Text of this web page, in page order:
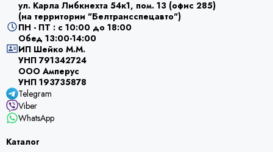
ул. Карла Либкнехта 54к1, пом. 13 (офис 285)
(на территории "Белтрансспецавто")
ПН - ПТ : с 10:00 до 18:00
Обед 13:00-14:00
ИП Шейко М.М.
УНП 791342724
ООО Амперус
УНП 193735878
Telegram
Viber
WhatsApp
Каталог